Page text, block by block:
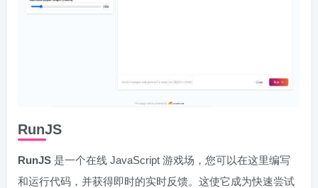
RunJS
RunJS 是一个在线 JavaScript 游戏场，您可以在这里编写
和运行代码，并获得即时的实时反馈。这使它成为快速尝试